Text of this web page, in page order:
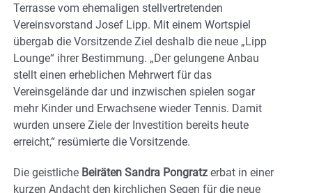
Terrasse vom ehemaligen stellvertretenden
Vereinsvorstand Josef Lipp. Mit einem Wortspiel
übergab die Vorsitzende Ziel deshalb die neue „Lipp
Lounge“ ihrer Bestimmung. „Der gelungene Anbau
stellt einen erheblichen Mehrwert für das
Vereinsgelände dar und inzwischen spielen sogar
mehr Kinder und Erwachsene wieder Tennis. Damit
wurden unsere Ziele der Investition bereits heute
erreicht,“ resümierte die Vorsitzende.
Die geistliche Beiräten Sandra Pongratz erbat in einer
kurzen Andacht den kirchlichen Segen für die neue